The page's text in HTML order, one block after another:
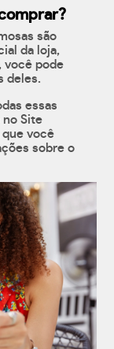
são
da loja,
você pode
deles.
essas
no Site
que você
sobre o